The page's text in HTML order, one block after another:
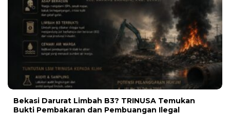
Bekasi Darurat Limbah B3? TRINUSA Temukan
Bukti Pembakaran dan Pembuangan Ilegal